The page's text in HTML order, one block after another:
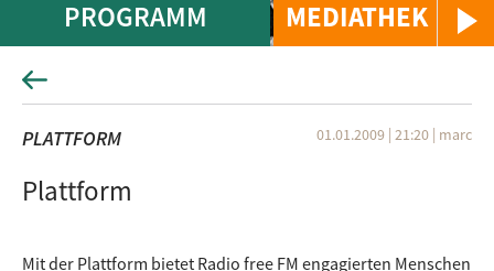
MEDIATHEK
PROGRAMM
PLATTFORM 01.01.2009 | 21:20 | marc
Plattform
Mit der Plattform bietet Radio free FM engagierten Menschen